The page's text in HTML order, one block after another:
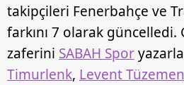
takipçileri Fenerbahçe ve
farkını 7 olarak güncelledi.
zaferini SABAH Spor
Timurlenk, Levent Tüzemen